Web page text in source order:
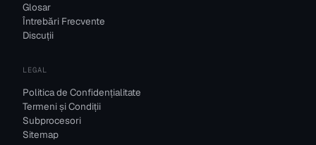
Glosar
Întrebări Frecvente
Discuții
LEGAL
Politica de Confidențialitate
Termeni și Condiții
Subprocesori
Sitemap